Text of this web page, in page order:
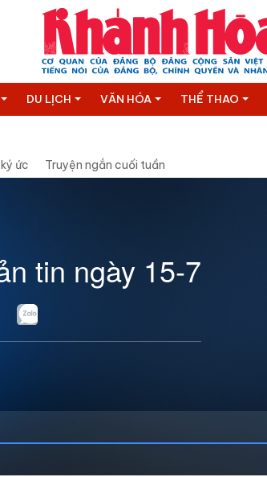
DU LỊCH VĂN HÓA THỂ THAO
ức Truyện ngắn cuối tuần
tin ngày 15-7